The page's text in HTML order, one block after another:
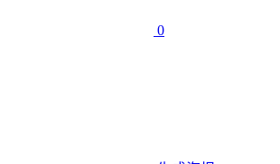
0